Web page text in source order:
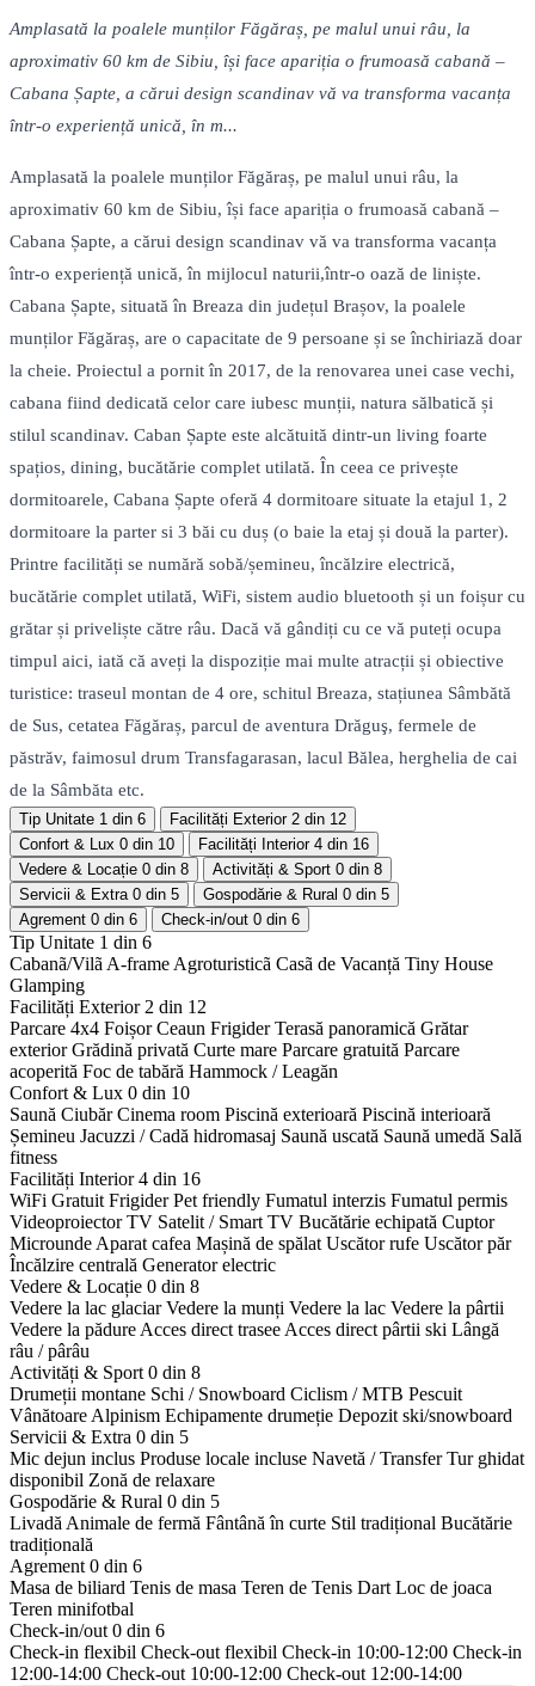
Amplasată la poalele munților Făgăraș, pe malul unui râu, la
aproximativ 60 km de Sibiu, își face apariția o frumoasă cabană –
Cabana Șapte, a cărui design scandinav vă va transforma vacanța
într-o experiență unică, în m...
Amplasată la poalele munților Făgăraș, pe malul unui râu, la
aproximativ 60 km de Sibiu, își face apariția o frumoasă cabană –
Cabana Șapte, a cărui design scandinav vă va transforma vacanța
într-o experiență unică, în mijlocul naturii,într-o oază de liniște.
Cabana Șapte, situată în Breaza din județul Brașov, la poalele
munților Făgăraș, are o capacitate de 9 persoane și se închiriază doar
la cheie. Proiectul a pornit în 2017, de la renovarea unei case vechi,
cabana fiind dedicată celor care iubesc munții, natura sălbatică și
stilul scandinav. Caban Șapte este alcătuită dintr-un living foarte
spațios, dining, bucătărie complet utilată. În ceea ce privește
dormitoarele, Cabana Șapte oferă 4 dormitoare situate la etajul 1, 2
dormitoare la parter si 3 băi cu duș (o baie la etaj și două la parter).
Printre facilități se numără sobă/șemineu, încălzire electrică,
bucătărie complet utilată, WiFi, sistem audio bluetooth și un foișur cu
grătar și priveliște către râu. Dacă vă gândiți cu ce vă puteți ocupa
timpul aici, iată că aveți la dispoziție mai multe atracții și obiective
turistice: traseul montan de 4 ore, schitul Breaza, stațiunea Sâmbătă
de Sus, cetatea Făgăraș, parcul de aventura Drăguş, fermele de
păstrăv, faimosul drum Transfagarasan, lacul Bălea, herghelia de cai
de la Sâmbăta etc.
Tip Unitate 1 din 6 Facilități Exterior 2 din 12
Confort & Lux 0 din 10 Facilități Interior 4 din 16
Vedere & Locație 0 din 8 Activități & Sport 0 din 8
Servicii & Extra 0 din 5 Gospodărie & Rural 0 din 5
Agrement 0 din 6 Check-in/out 0 din 6
Tip Unitate 1 din 6
Cabanã/Vilã A-frame Agroturisticã Casã de Vacanță Tiny House
Glamping
Facilități Exterior 2 din 12
Parcare 4x4 Foișor Ceaun Frigider Terasă panoramică Grătar
exterior Grădină privată Curte mare Parcare gratuită Parcare
acoperită Foc de tabără Hammock / Leagăn
Confort & Lux 0 din 10
Saună Ciubăr Cinema room Piscină exterioară Piscină interioară
Șemineu Jacuzzi / Cadă hidromasaj Saună uscată Saună umedă Sală
fitness
Facilități Interior4 din 16
WiFi Gratuit Frigider Pet friendly Fumatul interzis Fumatul permis
Videoproiector TV Satelit / Smart TV Bucătărie echipată Cuptor
Microunde Aparat cafea Mașină de spălat Uscător rufe Uscător păr
Încălzire centrală Generator electric
Vedere & Locație 0 din 8
Vedere la lac glaciar Vedere la munți Vedere la lac Vedere la pârtii
Vedere la pădure Acces direct trasee Acces direct pârtii ski Lângă
râu / pârâu
Activități & Sport 0 din 8
Drumeții montane Schi / Snowboard Ciclism / MTB Pescuit
Vânătoare Alpinism Echipamente drumeție Depozit ski/snowboard
Servicii & Extra 0 din 5
Mic dejun inclus Produse locale incluse Navetă / Transfer Tur ghidat
disponibil Zonă de relaxare
Gospodărie & Rural 0 din 5
Livadă Animale de fermă Fântână în curte Stil tradițional Bucătărie
tradițională
Agrement 0 din 6
Masa de biliard Tenis de masa Teren de Tenis Dart Loc de joaca
Teren minifotbal
Check-in/out 0 din 6
Check-in flexibil Check-out flexibil Check-in 10:00-12:00 Check-in
12:00-14:00 Check-out 10:00-12:00 Check-out 12:00-14:00